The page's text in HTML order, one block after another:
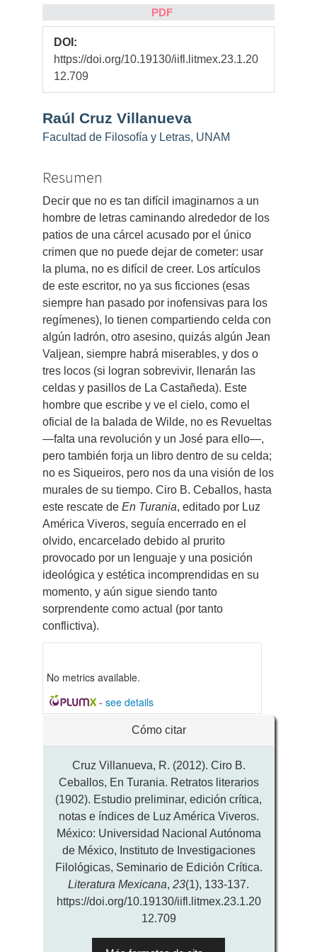
PDF
DOI:
https://doi.org/10.19130/iifl.litmex.23.1.20
12.709
Contenido
principal
Raúl Cruz Villanueva
Facultad de Filosofía y Letras, UNAM
Resumen
Decir que no es tan difícil imaginarnos a un
hombre de letras caminando alrededor de los
patios de una cárcel acusado por el único
crimen que no puede dejar de cometer: usar
la pluma, no es difícil de creer. Los artículos
de este escritor, no ya sus ficciones (esas
siempre han pasado por inofensivas para los
regímenes), lo tienen compartiendo celda con
algún ladrón, otro asesino, quizás algún Jean
Valjean, siempre habrá miserables, y dos o
tres locos (si logran sobrevivir, llenarán las
celdas y pasillos de La Castañeda). Este
hombre que escribe y ve el cielo, como el
oficial de la balada de Wilde, no es Revueltas
—falta una revolución y un José para ello—,
pero también forja un libro dentro de su celda;
no es Siqueiros, pero nos da una visión de los
murales de su tiempo. Ciro B. Ceballos, hasta
este rescate de En Turania, editado por Luz
América Viveros, seguía encerrado en el
olvido, encarcelado debido al prurito
provocado por un lenguaje y una posición
ideológica y estética incomprendidas en su
momento, y aún sigue siendo tanto
sorprendente como actual (por tanto
conflictiva).
No metrics available.
- see details
artículo
Cómo citar
Cruz Villanueva, R. (2012). Ciro B.
Ceballos, En Turania. Retratos literarios
(1902). Estudio preliminar, edición crítica,
notas e índices de Luz América Viveros.
México: Universidad Nacional Autónoma
de México, Instituto de Investigaciones
Filológicas, Seminario de Edición Crítica.
Literatura Mexicana, 23(1), 133-137.
https://doi.org/10.19130/iifl.litmex.23.1.20
12.709